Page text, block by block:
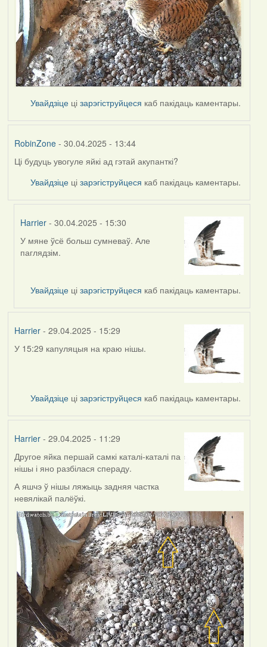
Увайдзіце цізарэгіструйцеся каб пакідаць каментары.
RobinZone- 30.04.2025 - 13:44
Ці будуць увогуле яйкі ад гэтай акупанткі?
Увайдзіце цізарэгіструйцеся каб пакідаць каментары.
Harrier - 30.04.2025 - 15:30
In
reply
RobinZone
У мяне ўсё больш сумневаў. Але
паглядзім.
Увайдзіце цізарэгіструйцеся каб пакідаць каментары.
Harrier- 29.04.2025 - 15:29
У 15:29 капуляцыя на краю нішы.
Увайдзіце цізарэгіструйцеся каб пакідаць каментары.
Harrier- 29.04.2025 - 11:29
Другое яйка першай самкі каталі-каталі па
нішы і яно разбілася спераду.
А яшчэ ў нішы ляжыць задняя частка
невялікай палёўкі.